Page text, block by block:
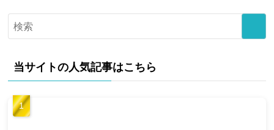
当サイトの人気記事はこちら